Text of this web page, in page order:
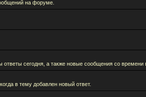
на форуме.
сегодня, а также новые сообщения со времени
в тему добавлен новый ответ.